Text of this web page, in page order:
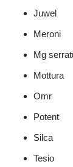
Juwel
Meroni
Mg
Mottura
Omr
Potent
Silca
Tesio